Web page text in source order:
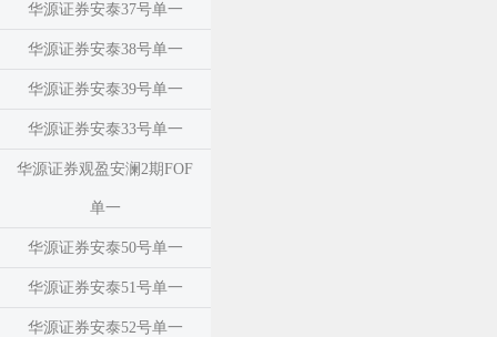
华源证券安泰37号单一
华源证券安泰38号单一
华源证券安泰39号单一
华源证券安泰33号单一
华源证券观盈安澜2期FOF
单一
华源证券安泰50号单一
华源证券安泰51号单一
华源证券安泰52号单一